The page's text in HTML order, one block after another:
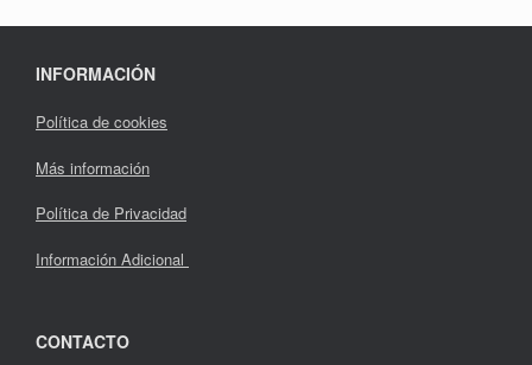
INFORMACIÓN
Política de cookies
Más información
Política de Privacidad
Información Adicional
CONTACTO